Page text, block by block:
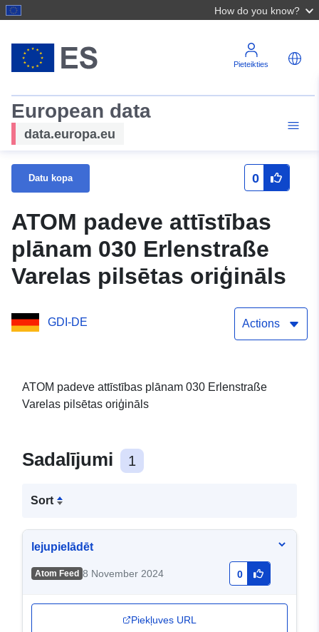
How do you know?
Pieteikties
European data
data.europa.eu
Datu kopa 0
ATOM padeve attīstības
plānam 030 Erlenstraße
Varelas pilsētas oriģināls
GDI-DE Actions
ATOM padeve attīstības plānam 030 Erlenstraße
Varelas pilsētas oriģināls
Sadalījumi 1
Sort
lejupielādēt
Atom Feed 8 November 2024 0
Piekļuves URL